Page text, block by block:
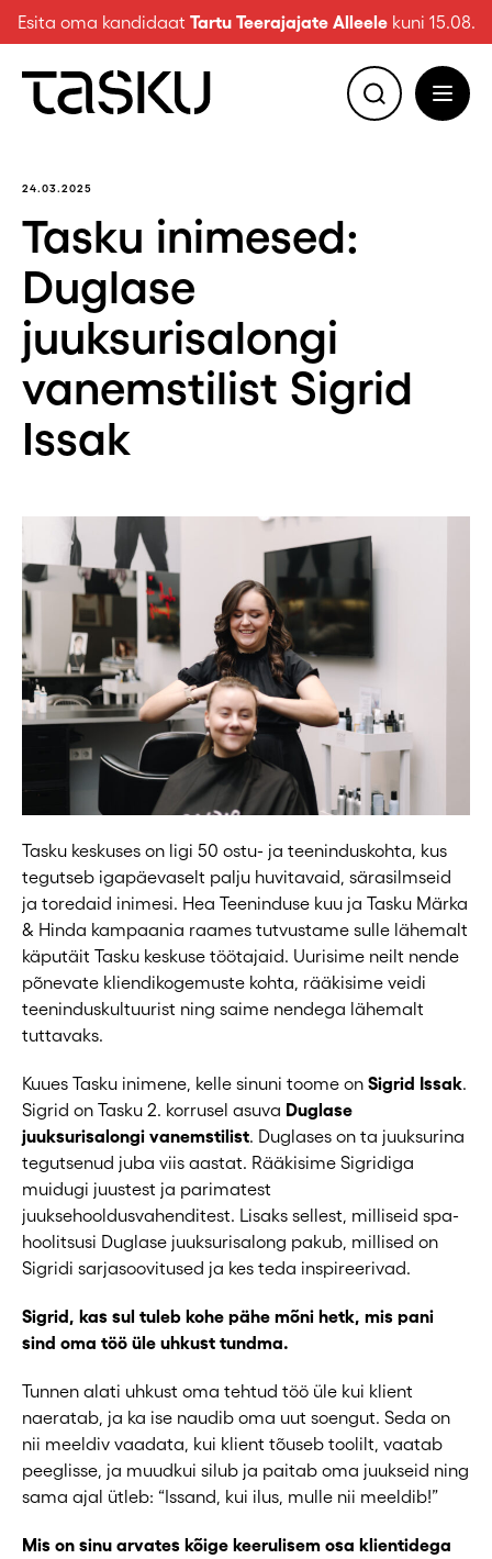
Esita oma kandidaat Tartu Teerajajate Alleelekuni 15.08.
24.03.2025
Tasku inimesed:
Duglase
juuksurisalongi
vanemstilist Sigrid
Issak
Tasku keskuses on ligi 50 ostu- ja teeninduskohta, kus
tegutseb igapäevaselt palju huvitavaid, särasilmseid
ja toredaid inimesi. Hea Teeninduse kuu ja Tasku Märka
& Hinda kampaania raames tutvustame sulle lähemalt
käputäit Tasku keskuse töötajaid. Uurisime neilt nende
põnevate kliendikogemuste kohta, rääkisime veidi
teeninduskultuurist ning saime nendega lähemalt
tuttavaks.
Kuues Tasku inimene, kelle sinuni toome on Sigrid Issak.
Sigrid on Tasku 2. korrusel asuva Duglase
juuksurisalongi vanemstilist. Duglases on ta juuksurina
tegutsenud juba viis aastat. Rääkisime Sigridiga
muidugi juustest ja parimatest
juuksehooldusvahenditest. Lisaks sellest, milliseid spa-
hoolitsusi Duglase juuksurisalong pakub, millised on
Sigridi sarjasoovitused ja kes teda inspireerivad.
Sigrid, kas sul tuleb kohe pähe mõni hetk, mis pani
sind oma töö üle uhkust tundma.
Tunnen alati uhkust oma tehtud töö üle kui klient
naeratab, ja ka ise naudib oma uut soengut. Seda on
nii meeldiv vaadata, kui klient tõuseb toolilt, vaatab
peeglisse, ja muudkui silub ja paitab oma juukseid ning
sama ajal ütleb: “Issand, kui ilus, mulle nii meeldib!”
Mis on sinu arvates kõige keerulisem osa klientidega